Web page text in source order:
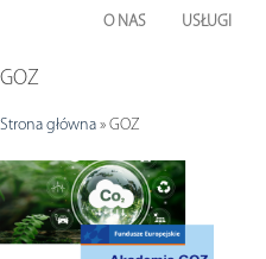
O NAS USŁUGI
GOZ
Strona główna » GOZ